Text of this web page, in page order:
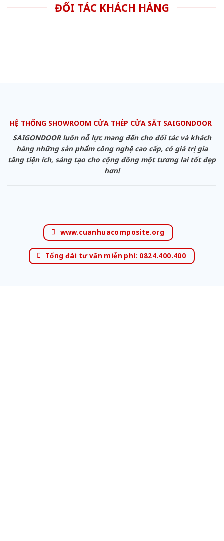
ĐỐI TÁC KHÁCH HÀNG
HỆ THỐNG SHOWROOM CỬA THÉP CỬA SẮT SAIGONDOOR
SAIGONDOOR luôn nỗ lực mang đến cho đối tác và khách
hàng những sản phẩm công nghệ cao cấp, có giá trị gia
tăng tiện ích, sáng tạo cho cộng đồng một tương lai tốt đẹp
hơn!
www.cuanhuacomposite.org
Tổng đài tư vấn miễn phí: 0824.400.400